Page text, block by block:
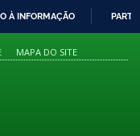
À INFORMAÇÃO
MAPA DO SITE